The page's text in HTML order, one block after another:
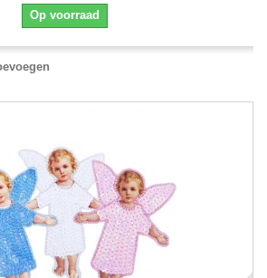
Op voorraad